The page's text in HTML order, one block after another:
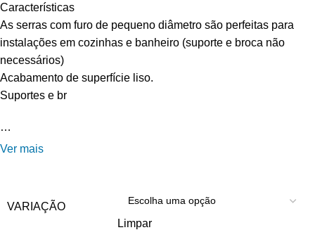
Características
As serras com furo de pequeno diâmetro são perfeitas para
instalações em cozinhas e banheiro (suporte e broca não
necessários)
Acabamento de superfície liso.
Suportes e br
…
Ver mais
VARIAÇÃO
Limpar